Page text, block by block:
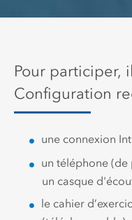
Pour participer,
Configuration
une connexion
un téléphone (de
un casque
le cahier